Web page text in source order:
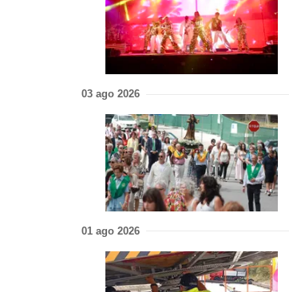
03 ago 2026
01 ago 2026